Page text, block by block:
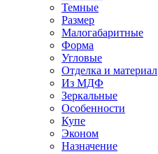
Темные
Размер
Малогабаритные
Форма
Угловые
Отделка и материал
Из МДФ
Зеркальные
Особенности
Купе
Эконом
Назначение